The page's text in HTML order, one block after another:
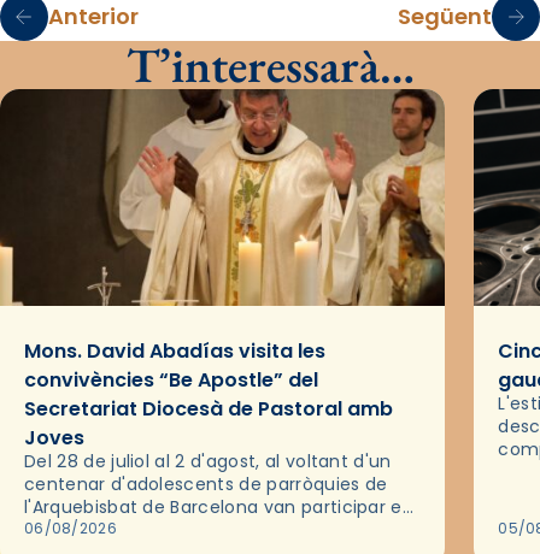
Anterior Següent
T’interessarà…
Mons. David Abadías visita les
convivències “Be Apostle” del
Secretariat Diocesà de Pastoral amb
Joves
Del 28 de juliol al 2 d'agost, al voltant d'un
centenar d'adolescents de parròquies de
l'Arquebisbat de Barcelona van participar en
les convivències Be Apostle, organitzades
06/08/2026 05/